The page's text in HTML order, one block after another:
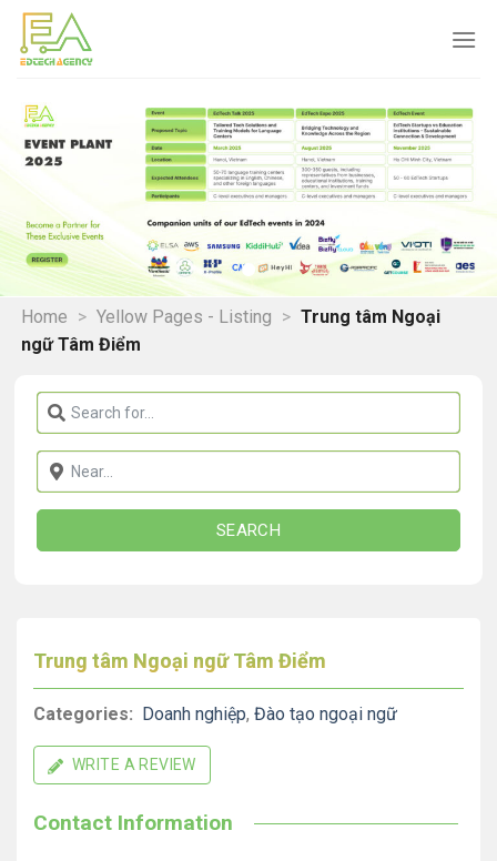
Skip
content
Home > Yellow Pages - Listing > Trung tâm Ngoại
ngữ Tâm Điểm
SEARCH
Trung tâm Ngoại ngữ Tâm Điểm
Categories: Doanh nghiệp, Đào tạo ngoại ngữ
WRITE A REVIEW
Contact Information